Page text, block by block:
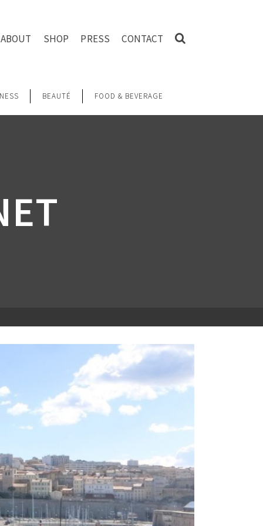
ABOUT SHOP PRESS CONTACT
BEAUTÉ FOOD & BEVERAGE